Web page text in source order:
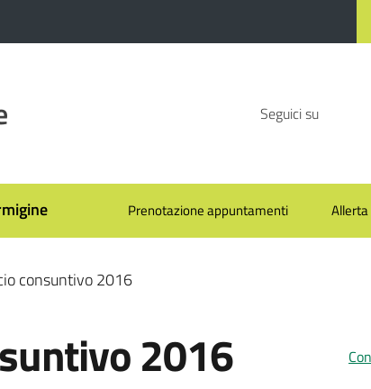
Seguici su
Prenotazione appuntamenti
consuntivo 2016
2016